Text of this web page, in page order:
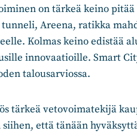
on tärkeä keino pitää
Areena, ratikka
Kolmas keino edistää
innovaatioille. Smart
talousarviossa.
tärkeä vetovoimatekijä
että tänään